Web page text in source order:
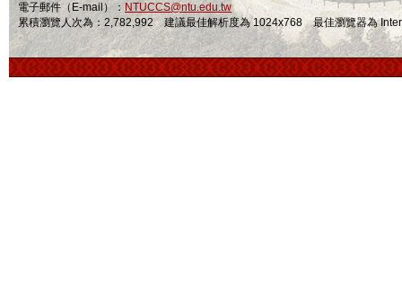
電子郵件（E-mail）： NTUCCS@ntu.edu.tw
累積瀏覽人次為：2,782,992 建議最佳解析度為 1024x768 最佳瀏覽器為